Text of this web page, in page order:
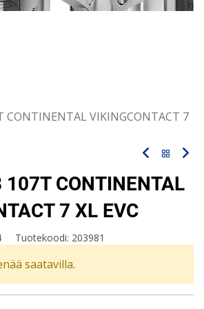
CONTINENTAL VIKINGCONTACT 7
CONTINENTAL
7 XL EVC
Tuotekoodi: 203981
saatavilla.